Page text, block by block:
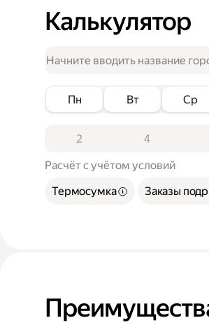
Калькулятор
Пн Вт Ср
2 4
Расчёт с учётом условий
Термосумка
Заказы